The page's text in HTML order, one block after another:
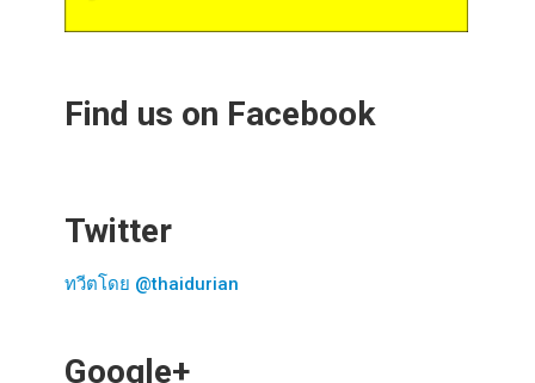
Find us on Facebook
Twitter
ทวีตโดย @thaidurian
Google+